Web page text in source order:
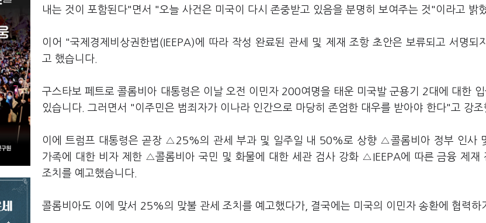
내는 것이 포함된다"면서 "오늘 사건은 미국이 다시 존중받고 있음을 분명히 보여주는 것"이라고 밝
이어 "국제경제비상권한법(IEEPA)에 따라 작성 완료된 관세 및 제재 조항 초안은 보류되고 서명되
고 했습니다.
구스타보 페트로 콜롬비아 대통령은 이날 오전 이민자 200여명을 태운 미국발 군용기 2대에 대한
있습니다. 그러면서 "이주민은 범죄자가 이나라 인간으로 마당히 존엄한 대우를 받아야 한다"고 강조
이에 트럼프 대통령은 곧장 △25%의 관세 부과 및 일주일 내 50%로 상향 △콜롬비아 정부 인사
가족에 대한 비자 제한 △콜롬비아 국민 및 화물에 대한 세관 검사 강화 △IEEPA에 따른 금융 제재
조치를 예고했습니다.
콜롬비아도 이에 맞서 25%의 맞불 관세 조치를 예고했다가, 결국에는 미국의 이민자 송환에 협력하